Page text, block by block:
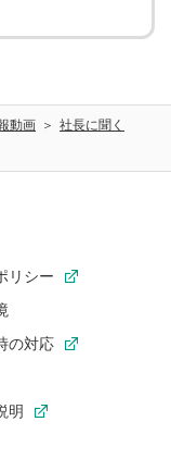
動画
社長に聞く
リシー
の対応
明